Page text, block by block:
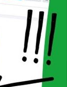
SỐ KỸ THUẬT